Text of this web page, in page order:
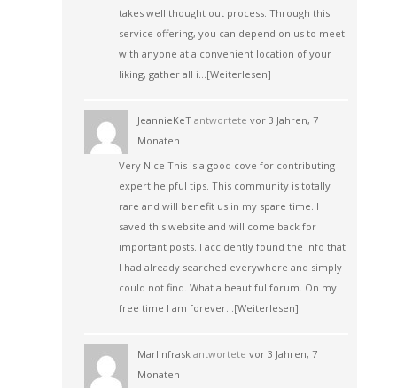
takes well thought out process. Through this
service offering, you can depend on us to meet
with anyone at a convenient location of your
liking, gather all i…[Weiterlesen]
JeannieKeTantwortete vor 3 Jahren, 7
Monaten
Very Nice This is a good cove for contributing
expert helpful tips. This community is totally
rare and will benefit us in my spare time. I
saved this website and will come back for
important posts. I accidently found the info that
I had already searched everywhere and simply
could not find. What a beautiful forum. On my
free time I am forever…[Weiterlesen]
Marlinfraskantwortete vor 3 Jahren, 7
Monaten